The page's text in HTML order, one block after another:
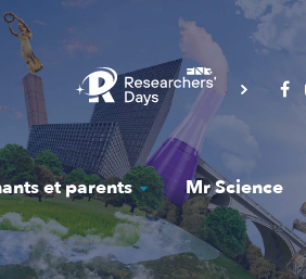
et parents Mr Science